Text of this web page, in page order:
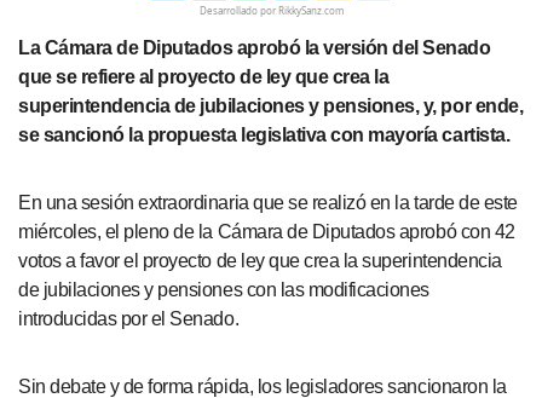
Desarrollado por RikkySanz.com
La Cámara de Diputados aprobó la versión del Senado
que se refiere al proyecto de ley que crea la
superintendencia de jubilaciones y pensiones, y, por ende,
se sancionó la propuesta legislativa con mayoría cartista.
En una sesión extraordinaria que se realizó en la tarde de este
miércoles, el pleno de la Cámara de Diputados aprobó con 42
votos a favor el proyecto de ley que crea la superintendencia
de jubilaciones y pensiones con las modificaciones
introducidas por el Senado.
Sin debate y de forma rápida, los legisladores sancionaron la